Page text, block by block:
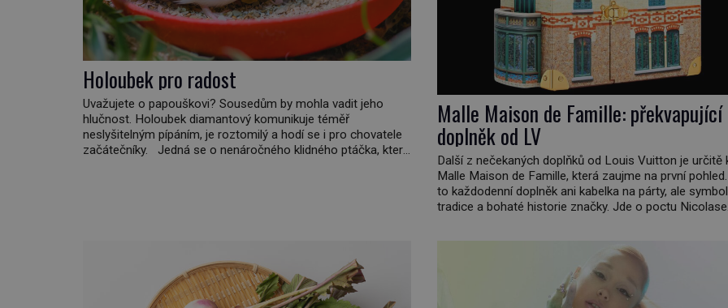
Holoubek pro radost
Uvažujete o papouškovi? Sousedům by mohla vadit jeho
hlučnost. Holoubek diamantový komunikuje téměř
neslyšitelným pípáním, je roztomilý a hodí se i pro chovatele
začátečníky. Jedná se o nenáročného klidného ptáčka, který
Malle Maison de Famille: překvapující
doplněk od LV
Další z nečekaných doplňků od Louis Vuitton je určitě
Malle Maison de Famille, která zaujme na první
to každodenní doplněk ani kabelka na párty, ale symbol
tradice a bohaté historie značky. Jde o poctu Nicolase
Vuitton, které bylo postaveno v roce 1869. […]